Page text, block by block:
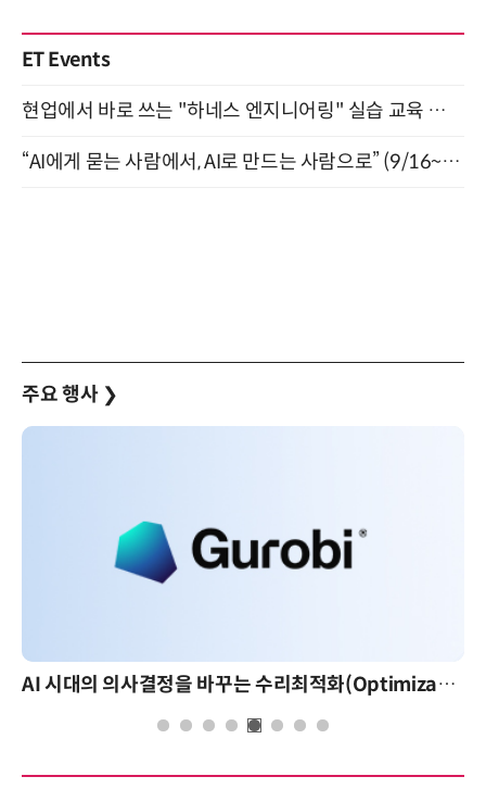
ET Events
현업에서 바로 쓰는 "하네스 엔지니어링" 실습 교육 워크숍 8월 20일 개최
“AI에게 묻는 사람에서, AI로 만드는 사람으로” (9/16~17)
주요 행사 ❯
AI 시대의 의사결정을 바꾸는 수리최적화(Optimization): 실제 산업 적용 사례와 활용 전략